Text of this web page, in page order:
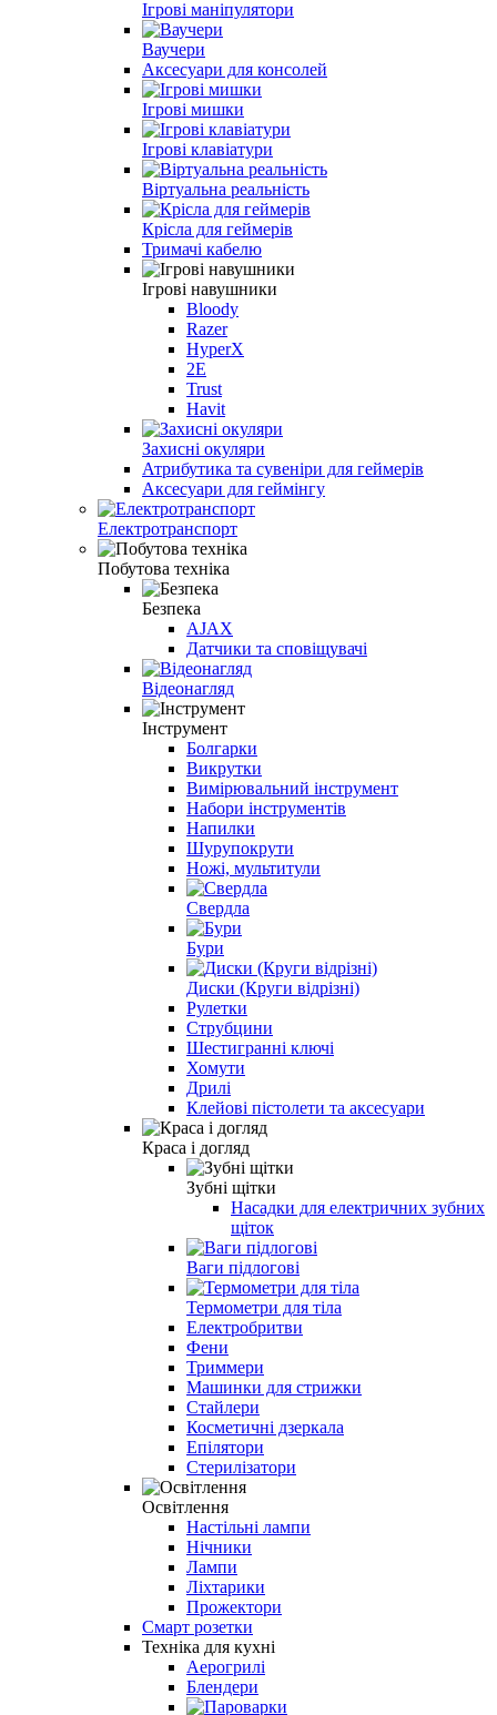
Ігрові маніпулятори
Ваучери
Аксесуари для консолей
Ігрові мишки
Ігрові клавіатури
Віртуальна реальність
Крісла для геймерів
Тримачі кабелю
Ігрові навушники
Bloody
Razer
HyperX
2E
Trust
Havit
Захисні окуляри
Атрибутика та сувеніри для геймерів
Аксесуари для геймінгу
Електротранспорт
Побутова техніка
Безпека
AJAX
Датчики та сповіщувачі
Відеонагляд
Інструмент
Болгарки
Викрутки
Вимірювальний інструмент
Набори інструментів
Напилки
Шурупокрути
Ножі, мультитули
Свердла
Бури
Диски (Круги відрізні)
Рулетки
Струбцини
Шестигранні ключі
Хомути
Дрилі
Клейові пістолети та аксесуари
Краса і догляд
Зубні щітки
Насадки для електричних зубних
щіток
Ваги підлогові
Термометри для тіла
Електробритви
Фени
Триммери
Машинки для стрижки
Стайлери
Косметичні дзеркала
Епілятори
Стерилізатори
Освітлення
Настільні лампи
Нічники
Лампи
Ліхтарики
Прожектори
Смарт розетки
Техніка для кухні
Аерогрилі
Блендери